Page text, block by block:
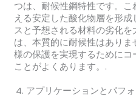
つは、耐候性鋼特性です。
える安定した酸化物層を形
スと予想される材料の劣化
は、本質的に耐候性はあり
様の保護を実現するために
ことがよくあります。.
アプリケーションとパフ